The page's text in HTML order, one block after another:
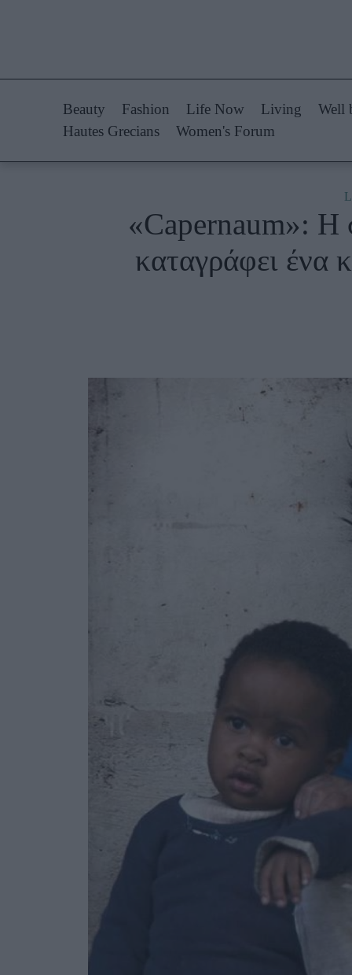
Styling Tips
Fashion News
Woman Power
Αφιερώματα
Γάμος
Beauty Fashion Life Now Living Well
Hautes Grecians
Women's Forum
«Capernaum»: H
καταγράφει ένα